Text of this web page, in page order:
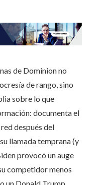
de Dominion no
de rango, sino
sobre lo que
documenta el
después del
llamada temprana (y
provocó un auge
competidor menos